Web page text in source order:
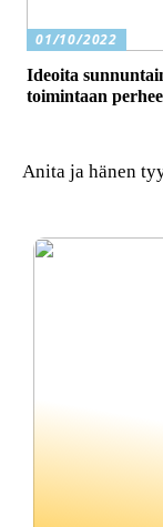
01/10/2022
Ideoita
toimintaan
Anita ja hänen